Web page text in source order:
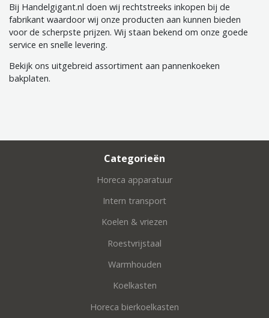
Bij Handelgigant.nl doen wij rechtstreeks inkopen bij de
fabrikant waardoor wij onze producten aan kunnen bieden
voor de scherpste prijzen. Wij staan ​​bekend om onze goede
service en snelle levering.
Bekijk ons ​​uitgebreid assortiment aan pannenkoeken
bakplaten.
Categorieën
Horeca apparatuur
Intern transport
Koelen & vriezen
Roestvrijstaal
Warmhouden
Koelkasten
Horeca bierkoelkasten